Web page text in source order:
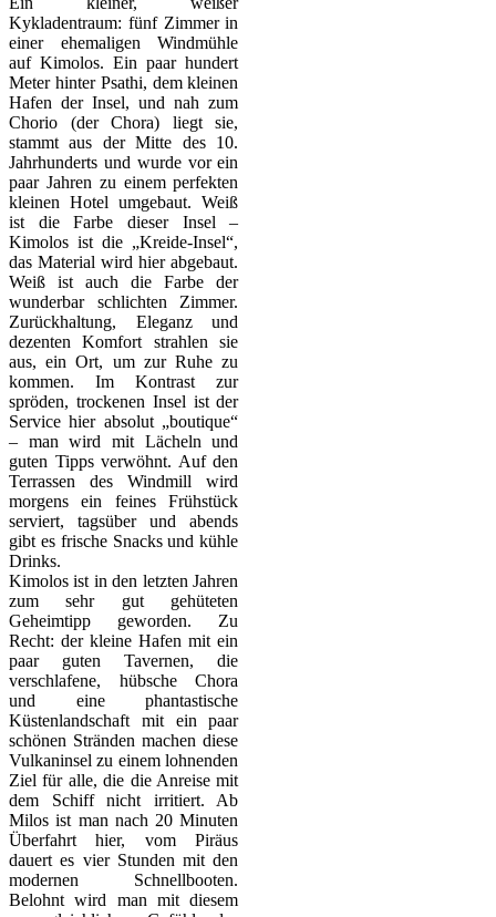
Kykladentraum: fünf Zimmer in
einer ehemaligen Windmühle
auf Kimolos. Ein paar hundert
Meter hinter Psathi, dem kleinen
Hafen der Insel, und nah zum
Chorio (der Chora) liegt sie,
stammt aus der Mitte des 10.
Jahrhunderts und wurde vor ein
paar Jahren zu einem perfekten
kleinen Hotel umgebaut. Weiß
ist die Farbe dieser Insel –
Kimolos ist die „Kreide-Insel“,
das Material wird hier abgebaut.
Weiß ist auch die Farbe der
wunderbar schlichten Zimmer.
Zurückhaltung, Eleganz und
dezenten Komfort strahlen sie
aus, ein Ort, um zur Ruhe zu
kommen. Im Kontrast zur
spröden, trockenen Insel ist der
Service hier absolut „boutique“
– man wird mit Lächeln und
guten Tipps verwöhnt. Auf den
Terrassen des Windmill wird
morgens ein feines Frühstück
serviert, tagsüber und abends
gibt es frische Snacks und kühle
Drinks.
Kimolos ist in den letzten Jahren
zum sehr gut gehüteten
Geheimtipp geworden. Zu
Recht: der kleine Hafen mit ein
paar guten Tavernen, die
verschlafene, hübsche Chora
und eine phantastische
Küstenlandschaft mit ein paar
schönen Stränden machen diese
Vulkaninsel zu einem lohnenden
Ziel für alle, die die Anreise mit
dem Schiff nicht irritiert. Ab
Milos ist man nach 20 Minuten
Überfahrt hier, vom Piräus
dauert es vier Stunden mit den
modernen Schnellbooten.
Belohnt wird man mit diesem